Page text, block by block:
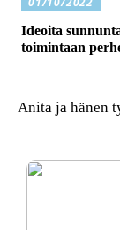
Ideoita
toimintaan
Anita ja hänen